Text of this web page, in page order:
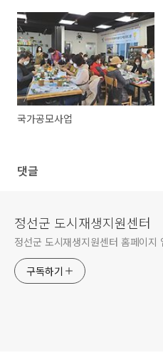
국가공모사업
댓글
정선군 도시재생지원센터
정선군 도시재생지원센터 홈페이지
구독하기